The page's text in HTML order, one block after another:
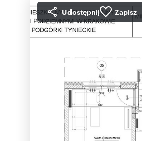
Udostępnij Zapisz